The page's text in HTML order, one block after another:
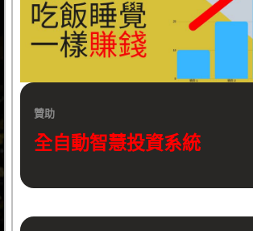
贊助
全自動智慧投資系統